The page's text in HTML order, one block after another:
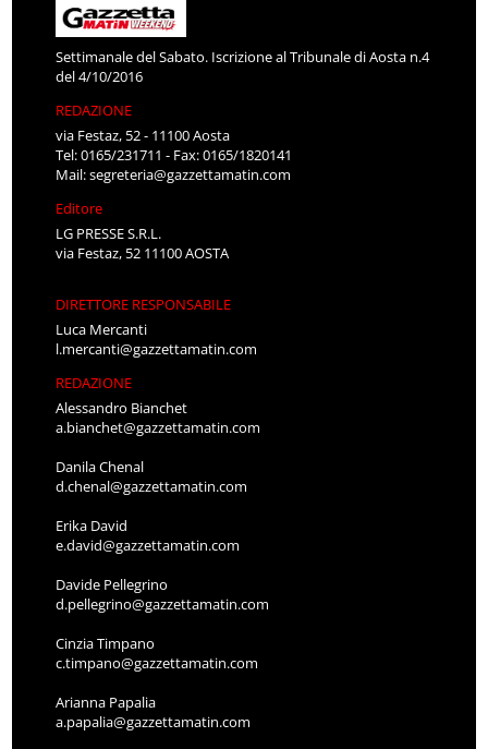
Settimanale del Sabato. Iscrizione al Tribunale di Aosta n.4
del 4/10/2016
REDAZIONE
via Festaz, 52 - 11100 Aosta
Tel: 0165/231711 - Fax: 0165/1820141
Mail:segreteria@gazzettamatin.com
Editore
LG PRESSE S.R.L.
via Festaz, 52 11100 AOSTA
DIRETTORE RESPONSABILE
Luca Mercanti
l.mercanti@gazzettamatin.com
REDAZIONE
Alessandro Bianchet
a.bianchet@gazzettamatin.com
Danila Chenal
d.chenal@gazzettamatin.com
Erika David
e.david@gazzettamatin.com
Davide Pellegrino
d.pellegrino@gazzettamatin.com
Cinzia Timpano
c.timpano@gazzettamatin.com
Arianna Papalia
a.papalia@gazzettamatin.com